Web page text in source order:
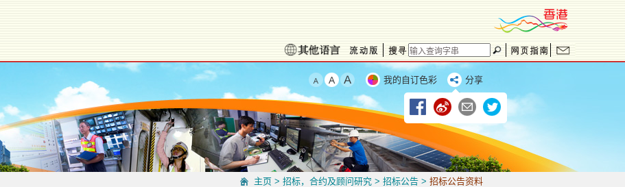
我的自订色彩 分享
主页 > 招标，合约及顾问研究 > 招标公告 > 招标公告资料